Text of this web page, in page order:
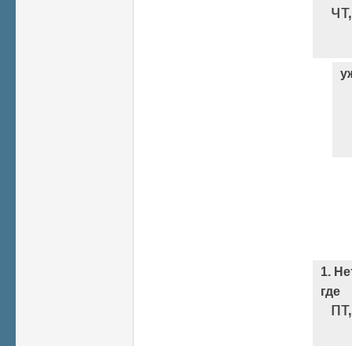
1.
где